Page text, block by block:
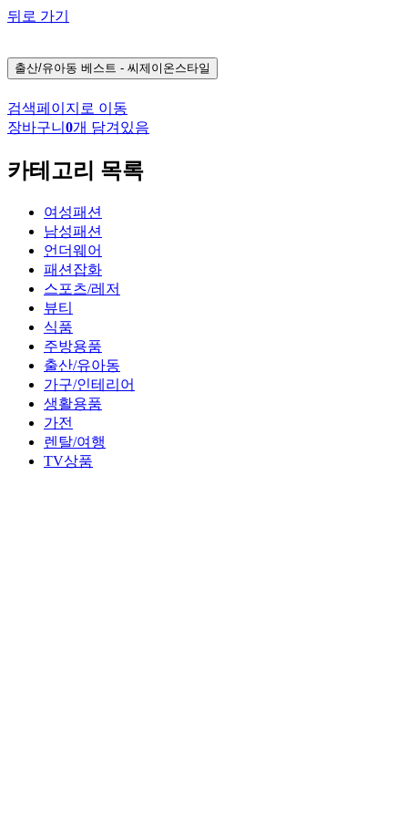
뒤로 가기
출산/유아동 베스트 - 씨제이온스타일
검색페이지로 이동
장바구니 0개 담겨있음
카테고리 목록
여성패션
남성패션
언더웨어
패션잡화
스포츠/레저
뷰티
식품
주방용품
출산/유아동
가구/인테리어
생활용품
가전
렌탈/여행
TV상품